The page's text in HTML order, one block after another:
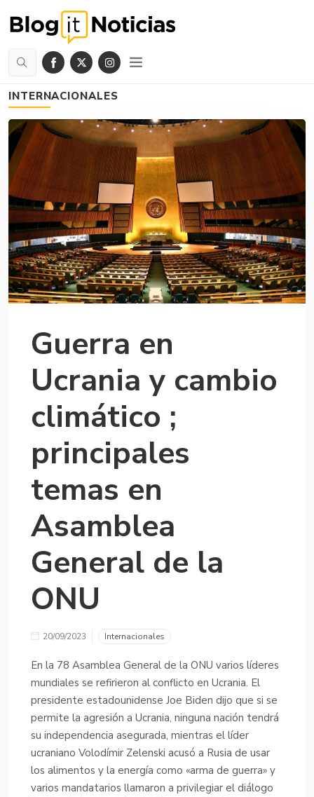
INTERNACIONALES
Guerra en
Ucrania y cambio
climático ;
principales
temas en
Asamblea
General de la
ONU
20/09/2023 Internacionales
En la 78 Asamblea General de la ONU varios líderes
mundiales se refirieron al conflicto en Ucrania. El
presidente estadounidense Joe Biden dijo que si se
permite la agresión a Ucrania, ninguna nación tendrá
su independencia asegurada, mientras el líder
ucraniano Volodímir Zelenski acusó a Rusia de usar
los alimentos y la energía como «arma de guerra» y
varios mandatarios llamaron a privilegiar el diálogo